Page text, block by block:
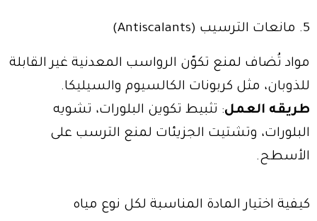
5. مانعات الترسيب (Antiscalants)
مواد تُضاف لمنع تكوّن الرواسب المعدنية غير القابلة
للذوبان، مثل كربونات الكالسيوم والسيليكا.
طريقه العمل: تثبيط تكوين البلورات، تشويه
البلورات، وتشتيت الجزيئات لمنع الترسب على
الأسطح.
كيفية اختيار المادة المناسبة لكل نوع مياه